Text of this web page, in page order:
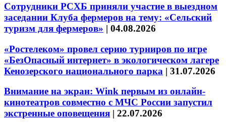
Сотрудники РСХБ приняли участие в выездном
заседании Клуба фермеров на тему: «Сельский
туризм для фермеров» | 04.08.2026
«Ростелеком» провел серию турниров по игре
«БезОпасный интернет» в экологическом лагере
Кенозерского национального парка | 31.07.2026
Внимание на экран: Wink первым из онлайн-
кинотеатров совместно с МЧС России запустил
экстренные оповещения | 22.07.2026